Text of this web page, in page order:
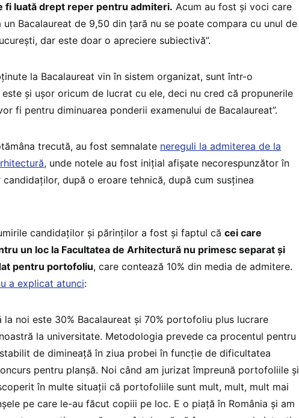
fi luată drept reper pentru admiteri. Acum au fost și voci care
un Bacalaureat de 9,50 din țară nu se poate compara cu unul de
dar este doar o apreciere subiectivă”.
la Bacalaureat vin în sistem organizat, sunt într-o
și ușor oricum de lucrat cu ele, deci nu cred că propunerile
fi pentru diminuarea ponderii examenului de Bacalaureat”.
trecută, au fost semnalate nereguli la admiterea de la
, unde notele au fost inițial afișate necorespunzător în
după o eroare tehnică, după cum susținea
candidaților și părinților a fost și faptul că cei care
un loc la Facultatea de Arhitectură nu primesc separat și
pentru portofoliu, care contează 10% din media de admitere.
a explicat atunci:
la noi este 30% Bacalaureat și 70% portofoliu plus lucrare
la universitate. Metodologia prevede ca procentul pentru
de dimineață în ziua probei în funcție de dificultatea
pentru planșă. Noi când am jurizat împreună portofoliile și
în multe situații că portofoliile sunt mult, mult, mult mai
pe care le-au făcut copiii pe loc. E o piață în România și am